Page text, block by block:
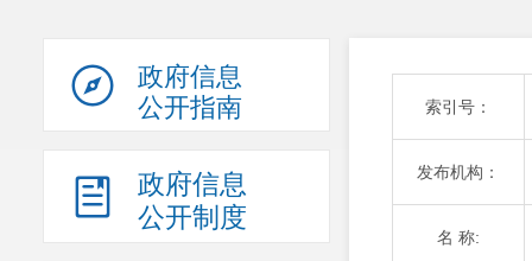
政府信息
公开指南
政府信息
公开制度
索引号：
发布机构：
名 称: